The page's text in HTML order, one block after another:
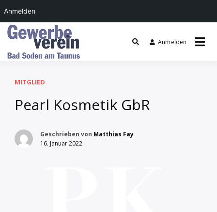
Zum
Inhalt
Anmelden
MITGLIED
Pearl Kosmetik GbR
Geschrieben von Matthias Fay
16. Januar 2022
Anmelden